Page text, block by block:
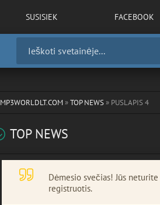
SUSISIEK FACEBOOK
MP3WORLDLT.COM»TOP NEWS» PUSLAPIS 4
TOP NEWS
Dėmesio svečias! Jūs
registruotis.